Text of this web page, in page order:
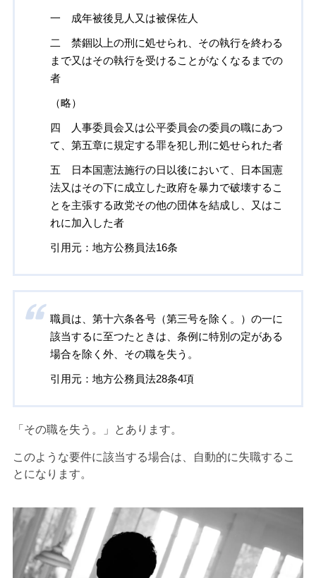
一 成年被後見人又は被保佐人
二 禁錮以上の刑に処せられ、その執行を終わる
まで又はその執行を受けることがなくなるまでの
者
（略）
四 人事委員会又は公平委員会の委員の職にあつ
て、第五章に規定する罪を犯し刑に処せられた者
五 日本国憲法施行の日以後において、日本国憲
法又はその下に成立した政府を暴力で破壊するこ
とを主張する政党その他の団体を結成し、又はこ
れに加入した者
引用元：地方公務員法16条
職員は、第十六条各号（第三号を除く。）の一に
該当するに至つたときは、条例に特別の定がある
場合を除く外、その職を失う。
引用元：地方公務員法28条4項
「その職を失う。」とあります。
このような要件に該当する場合は、自動的に失職するこ
とになります。